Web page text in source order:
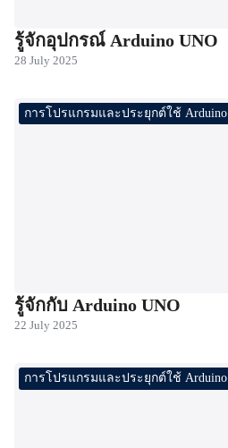
รู้จักอุปกรณ์ Arduino UNO
28 July 2025
การโปรแกรมและประยุกต์ใช้ Arduino
รู้จักกับ Arduino UNO
22 July 2025
การโปรแกรมและประยุกต์ใช้ Arduino